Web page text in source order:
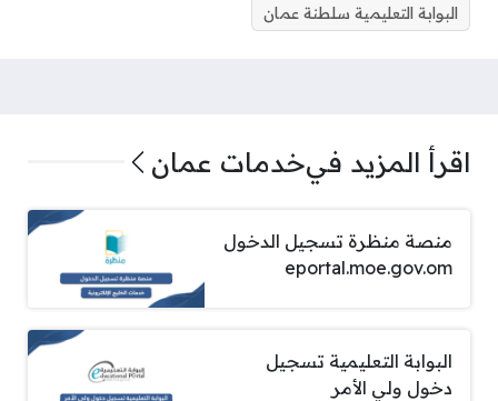
البوابة التعليمية سلطنة عمان
اقرأ المزيد فيخدمات عمان
منصة منظرة تسجيل الدخول
eportal.moe.gov.om
البوابة التعليمية تسجيل
دخول ولي الأمر